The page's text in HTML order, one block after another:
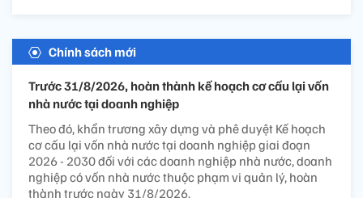
Chính sách mới
Trước 31/8/2026, hoàn thành kế hoạch cơ cấu lại vốn
nhà nước tại doanh nghiệp
Theo đó, khẩn trương xây dựng và phê duyệt Kế hoạch
cơ cấu lại vốn nhà nước tại doanh nghiệp giai đoạn
2026 - 2030 đối với các doanh nghiệp nhà nước, doanh
nghiệp có vốn nhà nước thuộc phạm vi quản lý, hoàn
thành trước ngày 31/8/2026.